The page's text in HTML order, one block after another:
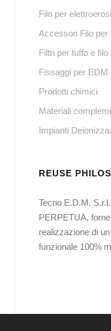
Filo per
Accessori Filo per
Filtri per tuffo e filo
Fissaggi per EDM
Prodotti chimici
Materiali
Impianti
REUSE
Tecno E.D.M.
PERPETUA,
realizzazione di
funzionale 100%